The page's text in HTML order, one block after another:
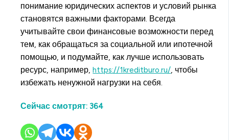
понимание юридических аспектов и условий рынка
становятся важными факторами. Всегда
учитывайте свои финансовые возможности перед
тем, как обращаться за социальной или ипотечной
помощью, и подумайте, как лучше использовать
ресурс, например,https://1kreditburo.ru/ , чтобы
избежать ненужной нагрузки на себя.
Сейчас смотрят: 364